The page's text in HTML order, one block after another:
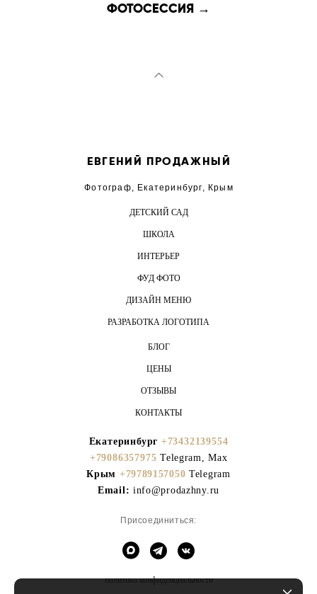
ФОТОСЕССИЯ →
ЕВГЕНИЙ ПРОДАЖНЫЙ
Фотограф, Екатеринбург, Крым
ДЕТСКИЙ САД
ШКОЛА
ИНТЕРЬЕР
ФУД ФОТО
ДИЗАЙН МЕНЮ
РАЗРАБОТКА ЛОГОТИПА
БЛОГ
ЦЕНЫ
ОТЗЫВЫ
КОНТАКТЫ
Екатеринбург +73432139554
+79086357975 Telegram, Max
Крым +79789157050 Telegram
Email: info@prodazhny.ru
Присоединиться:
политика конфиденциальности